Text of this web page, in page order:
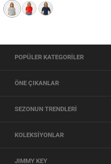
POPÜLER KATEGORİLER
ÖNE ÇIKANLAR
SEZONUN TRENDLERİ
KOLEKSİYONLAR
JIMMY KEY